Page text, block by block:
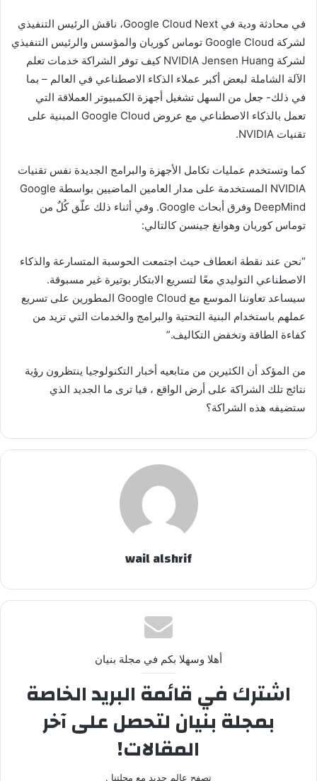
في محادثة ودية في Google Cloud Next، ناقش الرئيس التنفيذي
لشركة Google Cloud توماس كوريان والمؤسس والرئيس التنفيذي
لشركة NVIDIA Jensen Huang كيف توفر الشراكة خدمات تعلم
الآلة الشاملة لبعض أكبر عملاء الذكاء الاصطناعي في العالم – بما
في ذلك- جعل من السهل تشغيل أجهزة الكمبيوتر العملاقة التي
تعمل بالذكاء الاصطناعي مع عروض Google Cloud المبنية على
تقنيات NVIDIA.
كما وتستخدم عمليات تكامل الأجهزة والبرامج الجديدة نفس تقنيات
NVIDIA المستخدمة على مدار العامين الماضيين بواسطة Google
DeepMind وفرق أبحاث Google. وفي أثناء ذلك علّق كُلٌ من
توماس كوريان وهوانغ جينسن كالتالي:
“نحن عند نقطة انعطاف حيث اجتمعت الحوسبة المتسارعة والذكاء
الاصطناعي التوليدي معًا لتسريع الابتكار بوتيرة غير مسبوقة.
سيساعد تعاوننا الموسع مع Google Cloud المطورين على تسريع
عملهم باستخدام البنية التحتية والبرامج والخدمات التي تزيد من
كفاءة الطاقة وتخفض التكاليف.”
من المؤكد أن الكثيرين من متابعيه أخبار التكنولوجيا ينتظرون رؤية
نتائج تلك الشراكة على أرض الواقع ، فيا ترى ما الجديد الذي
ستضيفه هذه الشراكة؟
wail alshrif
أهلا وسهلا بكم في مجلة بنيان
اشترك في قائمة البريد الخاصة
بمجلة بنيان لتحصل على آخر
المقالات!
تصفح عالم جديد مع مجلتنا .